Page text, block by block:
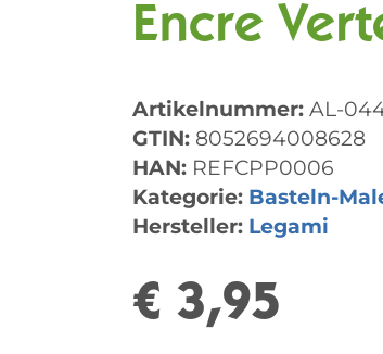
Encre
Artikelnummer: AL-
GTIN: 8052694008628
HAN: REFCPP0006
Kategorie: Basteln-
Hersteller: Legami
€ 3,95